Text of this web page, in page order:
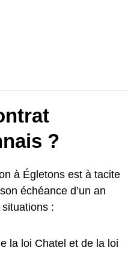
?
à Égletons est à tacite
échéance d’un an
:
la loi Chatel et de la loi